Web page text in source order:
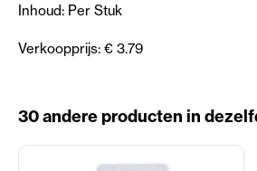
Inhoud: Per Stuk
Verkoopprijs: € 3.79
30 andere producten in